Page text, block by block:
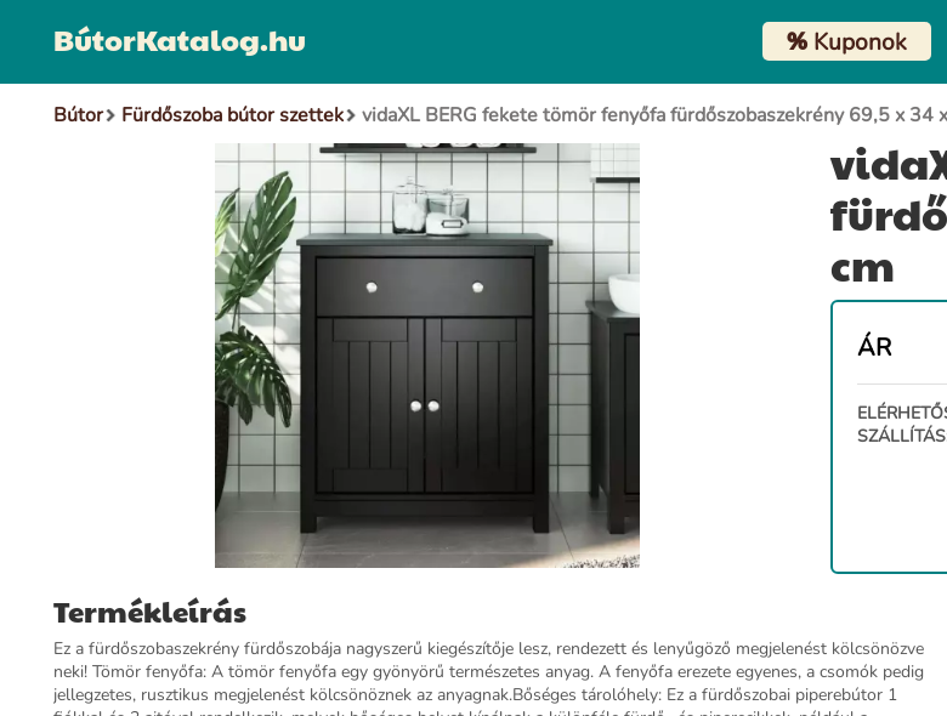
BútorKatalog.hu %Kuponok
Bútor Fürdőszoba bútor szettek vidaXL BERG fekete tömör fenyőfa fürdőszobaszekrény 69,5 x 34
cm
ÁR
Termékleírás
Ez a fürdőszobaszekrény fürdőszobája nagyszerű kiegészítője lesz, rendezett és lenyűgöző megjelenést kölcsönözve
neki! Tömör fenyőfa: A tömör fenyőfa egy gyönyörű természetes anyag. A fenyőfa erezete egyenes, a csomók pedig
jellegzetes, rusztikus megjelenést kölcsönöznek az anyagnak.Bőséges tárolóhely: Ez a fürdőszobai piperebútor 1